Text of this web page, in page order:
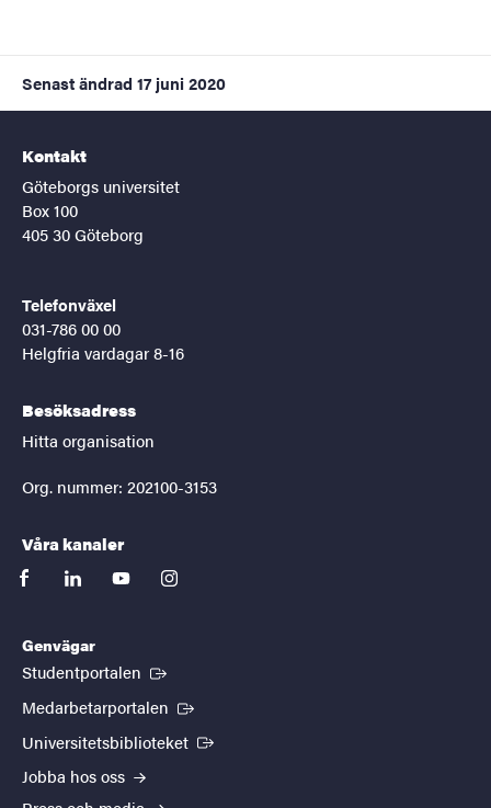
Senast ändrad 17 juni 2020
Kontakt
Göteborgs universitet
Box 100
405 30 Göteborg
Telefonväxel
031-786 00 00
Helgfria vardagar 8-16
Besöksadress
Hitta organisation
Org. nummer: 202100-3153
Våra kanaler
facebooklinkedinyoutubeinstagram
Genvägar
Studentportalen (Extern länk)
Medarbetarportalen (Extern länk)
Universitetsbiblioteket (Extern länk)
Jobba hos oss